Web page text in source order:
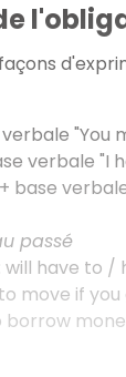
"You
verbale "I
base
passé
will have to /
move if
borrow